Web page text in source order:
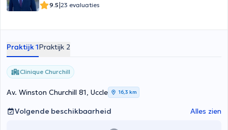
9.5|23 evaluaties
Praktijk 1Praktijk 2
Clinique Churchill
Av. Winston Churchill 81, Uccle 16,3 km
Volgende beschikbaarheid Alles zien